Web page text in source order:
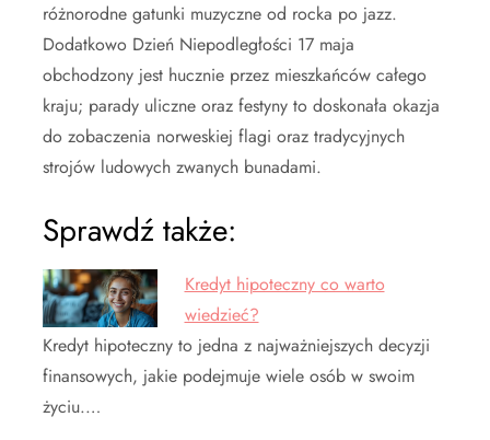
różnorodne gatunki muzyczne od rocka po jazz.
Dodatkowo Dzień Niepodległości 17 maja
obchodzony jest hucznie przez mieszkańców całego
kraju; parady uliczne oraz festyny to doskonała okazja
do zobaczenia norweskiej flagi oraz tradycyjnych
strojów ludowych zwanych bunadami.
Sprawdź także:
Kredyt hipoteczny co warto
wiedzieć?
Kredyt hipoteczny to jedna z najważniejszych decyzji
finansowych, jakie podejmuje wiele osób w swoim
życiu.…